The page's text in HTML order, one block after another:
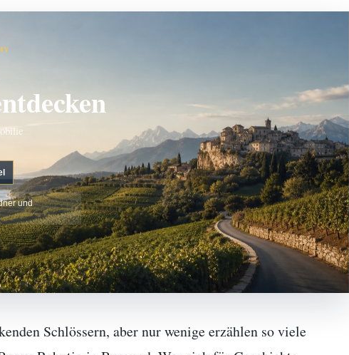
und
Schlössern, aber nur wenige erzählen so viele